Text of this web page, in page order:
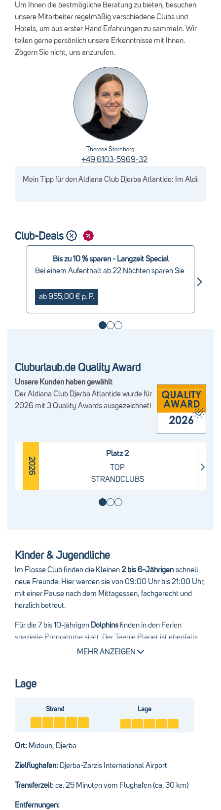
Um Ihnen die bestmögliche Beratung zu bieten, besuchen
unsere Mitarbeiter regelmäßig verschiedene Clubs und
Hotels, um aus erster Hand Erfahrungen zu sammeln. Wir
teilen gerne persönlich unsere Erkenntnisse mit Ihnen.
Zögern Sie nicht, uns anzurufen.
Theresa Sternberg
+49 6103-5969-32
Mein Tipp für den Aldiana Club Djerba Atlantide: Im Aldiana
Club-Deals
Bis zu 10 % sparen - Langzeit Special
Bei einem Aufenthalt ab 22 Nächten sparen Sie
ab 955,00 € p. P.
Cluburlaub.de Quality Award
Unsere Kunden haben gewählt
Der Aldiana Club Djerba Atlantide wurde für
2026 mit 3 Quality Awards ausgezeichnet!
2026
Platz 2
TOP
STRANDCLUBS
Kinder & Jugendliche
Im Flosse Club finden die Kleinen2 bis 6-Jährigen schnell
neue Freunde. Hier werden sie von 09:00 Uhr bis 21:00 Uhr,
mit einer Pause nach dem Mittagessen, fachgerecht und
herzlich betreut.
Für die 7 bis 10-jährigen Dolphinsfinden in den Ferien
spezielle Programme statt. Der Teenie Planet ist ebenfalls
während der Ferienzeiten ein beliebter Treffpunkt für die 11
MEHR ANZEIGEN
Lage
Strand Lage
Ort: Midoun, Djerba
Zielflughafen: Djerba-Zarzis International Airport
Transferzeit:ca. 25 Minuten vom Flughafen (ca. 30 km)
Entfernungen: